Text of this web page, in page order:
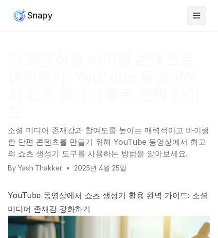
Snapy
소셜 미디어 존재감과 참여도를 높이는 매력적이고 바이럴
한 단편 콘텐츠를 만들기 위해 YouTube 동영상에서 최고
의 쇼츠 생성기 도구를 사용하는 방법을 알아보세요.
By Yash Thakker • 2025년 4월 25일
YouTube 동영상에서 쇼츠 생성기 활용 완벽 가이드: 소셜
미디어 존재감 강화하기